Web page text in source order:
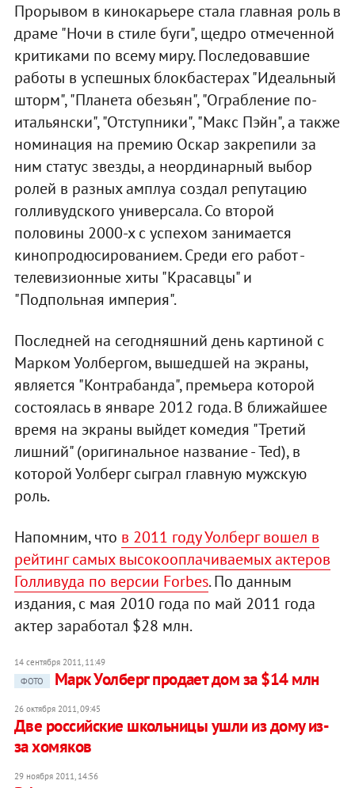
Прорывом в кинокарьере стала главная роль в
драме "Ночи в стиле буги", щедро отмеченной
критиками по всему миру. Последовавшие
работы в успешных блокбастерах "Идеальный
шторм", "Планета обезьян", "Ограбление по-
итальянски", "Отступники", "Макс Пэйн", а также
номинация на премию Оскар закрепили за
ним статус звезды, а неординарный выбор
ролей в разных амплуа создал репутацию
голливудского универсала. Со второй
половины 2000-х с успехом занимается
кинопродюсированием. Среди его работ -
телевизионные хиты "Красавцы" и
"Подпольная империя".
Последней на сегодняшний день картиной с
Марком Уолбергом, вышедшей на экраны,
является "Контрабанда", премьера которой
состоялась в январе 2012 года. В ближайшее
время на экраны выйдет комедия "Третий
лишний" (оригинальное название - Ted), в
которой Уолберг сыграл главную мужскую
роль.
Напомним, что в 2011 году Уолберг вошел в
рейтинг самых высокооплачиваемых актеров
Голливуда по версии Forbes. По данным
издания, с мая 2010 года по май 2011 года
актер заработал $28 млн.
14 сентября 2011, 11:49
ФОТО
Марк Уолберг продает дом за $14 млн
26 октября 2011, 09:45
Две российские школьницы ушли из дому из-
за хомяков
29 ноября 2011, 14:56